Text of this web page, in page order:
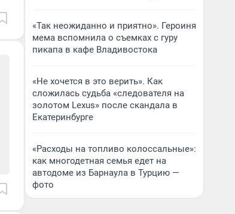
«Так неожиданно и приятно». Героиня
мема вспомнила о съемках с гуру
пикапа в кафе Владивостока
«Не хочется в это верить». Как
сложилась судьба «следователя на
золотом Lexus» после скандала в
Екатеринбурге
«Расходы на топливо колоссальные»:
как многодетная семья едет на
автодоме из Барнаула в Турцию —
фото